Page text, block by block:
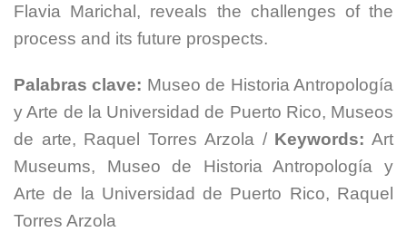
Flavia Marichal, reveals the challenges of the
process and its future prospects.
Palabras clave: Museo de Historia Antropología
y Arte de la Universidad de Puerto Rico, Museos
de arte, Raquel Torres Arzola / Keywords: Art
Museums, Museo de Historia Antropología y
Arte de la Universidad de Puerto Rico, Raquel
Torres Arzola